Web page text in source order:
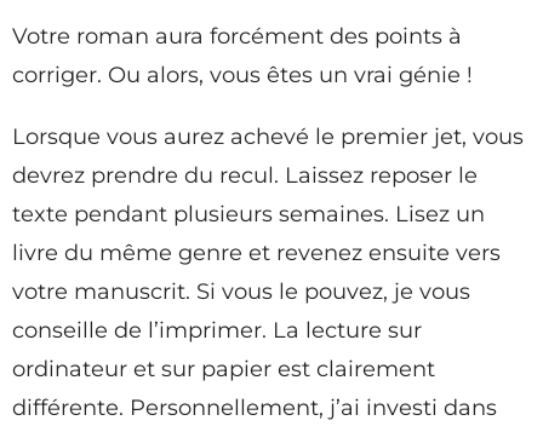
Votre roman aura forcément des points à
corriger. Ou alors, vous êtes un vrai génie !
Lorsque vous aurez achevé le premier jet, vous
devrez prendre du recul. Laissez reposer le
texte pendant plusieurs semaines. Lisez un
livre du même genre et revenez ensuite vers
votre manuscrit. Si vous le pouvez, je vous
conseille de l’imprimer. La lecture sur
ordinateur et sur papier est clairement
différente. Personnellement, j’ai investi dans